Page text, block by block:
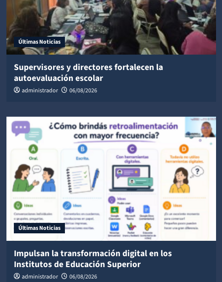
Últimas Noticias
Supervisores y directores fortalecen la
autoevaluación escolar
administrador 06/08/2026
Últimas Noticias
Impulsan la transformación digital en los
Institutos de Educación Superior
administrador 06/08/2026